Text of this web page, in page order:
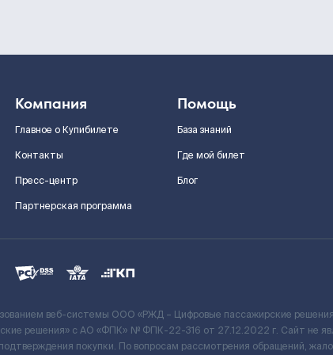
Компания
Главное о Купибилете
Контакты
Пресс-центр
Партнерская программа
Помощь
База знаний
Где мой билет
Блог
веб-системы ООО «РЖД – Цифровые пассажирские
решения» c АО «ФПК» № ФПК-22-316 от 27.12.2022 г. Сайт не
покупки. По вопросам рассмотрения обращений,